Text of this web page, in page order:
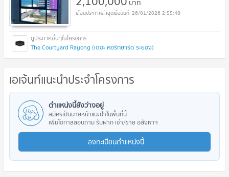
บาท
26/01/2026 2:55:48
The Courtyard Rayong (เดอะ คอร์ทยาร์ด ระยอง)
เอเจ้นท์แนะนำประจำโครงการ
ตำแหน่งนี้ยังว่างอยู่
สมัครเป็นนายหน้าแนะนำในพื้นที่นี้
เพิ่มโอกาสสอบถาม รับฝาก เช่า/ขาย อสังหาฯ
ลงทะเบียนตำแหน่งนี้